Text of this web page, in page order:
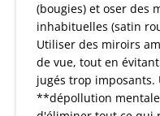
(bougies) et oser des
inhabituelles (satin
Utiliser des miroirs
de vue, tout en
jugés trop imposants.
**dépollution